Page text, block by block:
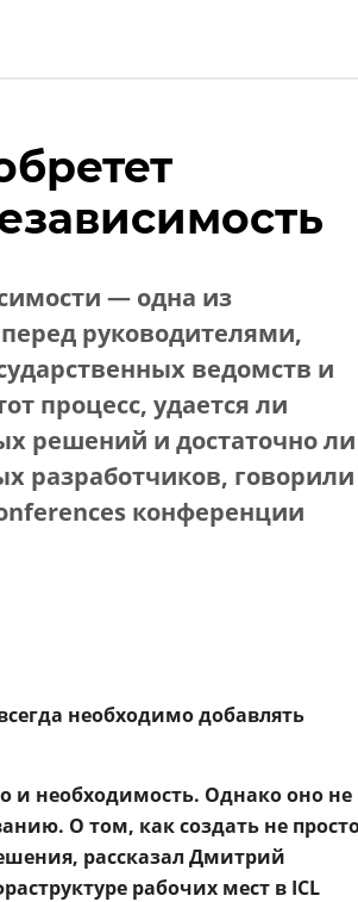
— одна из
руководителями,
ведомств и
процесс, удается ли
решений и достаточно ли
разработчиков, говорили
конференции
необходимо добавлять
и необходимость. Однако оно не
О том, как создать не
рассказал Дмитрий
рабочих мест в ICL